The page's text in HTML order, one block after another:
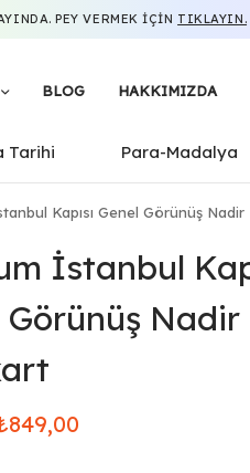
PEY VERMEK IÇIN TIKLAYIN.
BLOG HAKKIMIZDA
Tarihi Para-Madalya
Kapısı Genel Görünüş
İstanbul
Görünüş Nadir
849,00